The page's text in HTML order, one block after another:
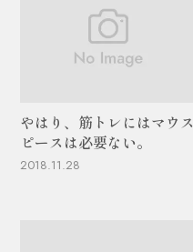
やはり、筋トレにはマウス
ピースは必要ない。
2018.11.28